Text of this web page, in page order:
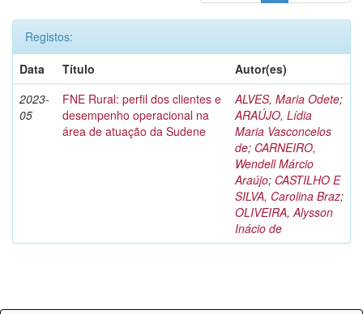
Registos:
Data
Título
Autor(es)
2023-
05
FNE Rural: perfil dos clientes e
desempenho operacional na
área de atuação da Sudene
ALVES, Maria Odete;
ARAÚJO, Lídia
Maria Vasconcelos
de; CARNEIRO,
Wendell Márcio
Araújo; CASTILHO E
SILVA, Carolina Braz;
OLIVEIRA, Alysson
Inácio de